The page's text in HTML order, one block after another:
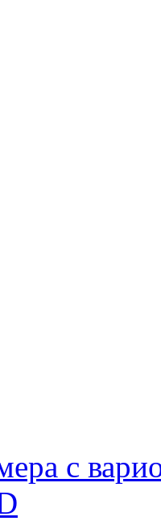
с